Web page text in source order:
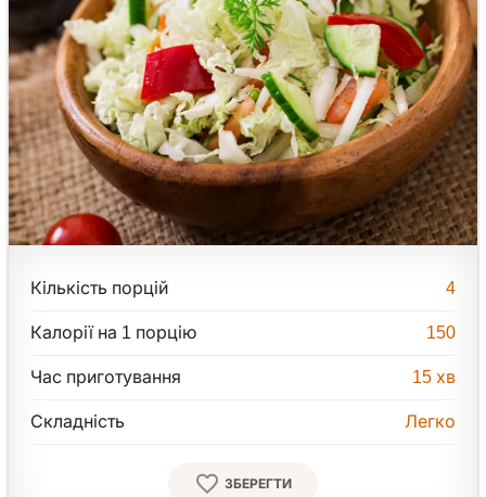
Кількість порцій 4
Калорії на 1 порцію 150
Час приготування 15 хв
Складність Легко
ЗБЕРЕГТИ